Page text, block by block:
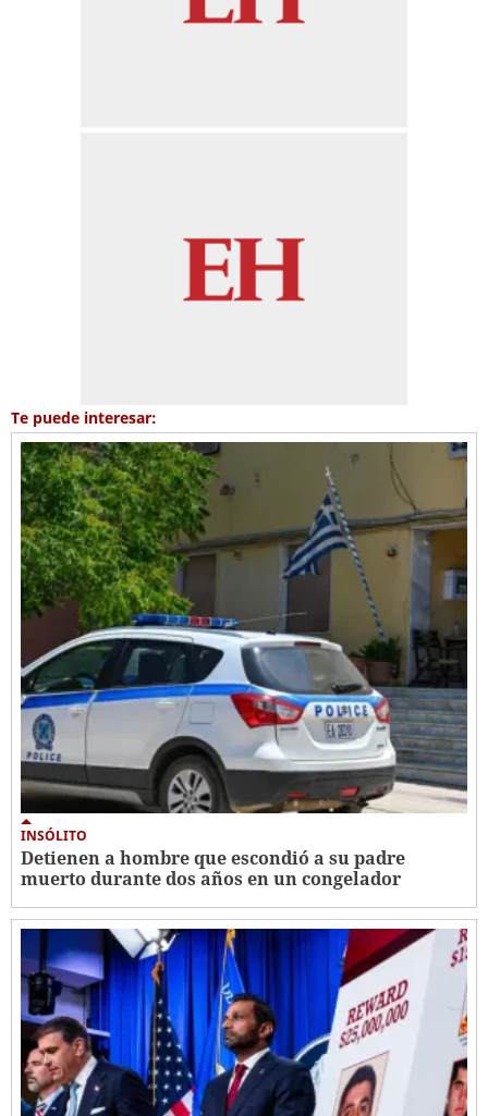
Te puede interesar:
INSÓLITO
Detienen a hombre que escondió a su padre
muerto durante dos años en un congelador